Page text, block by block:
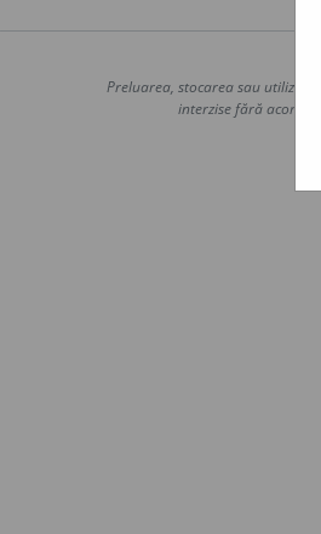
Preluarea, stocarea sau
interzise fără acordul